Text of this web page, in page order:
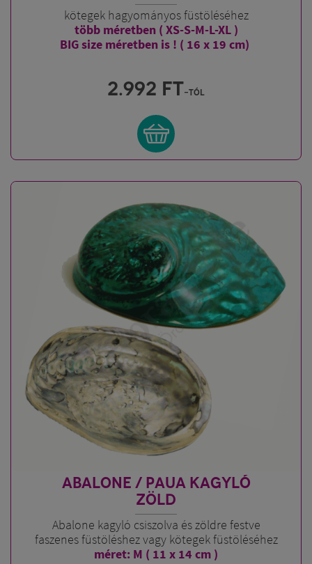
kötegek hagyományos füstöléséhez
több méretben ( XS-S-M-L-XL )
BIG size méretben is ! ( 16 x 19 cm)
2.992 FT-tól
ABALONE / PAUA KAGYLÓ
ZÖLD
Abalone kagyló csiszolva és zöldre festve
faszenes füstöléshez vagy kötegek füstöléséhez
méret: M ( 11 x 14 cm )